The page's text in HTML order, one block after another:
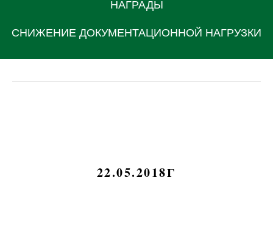
НАГРАДЫ
СНИЖЕНИЕ ДОКУМЕНТАЦИОННОЙ НАГРУЗКИ
22.05.2018Г